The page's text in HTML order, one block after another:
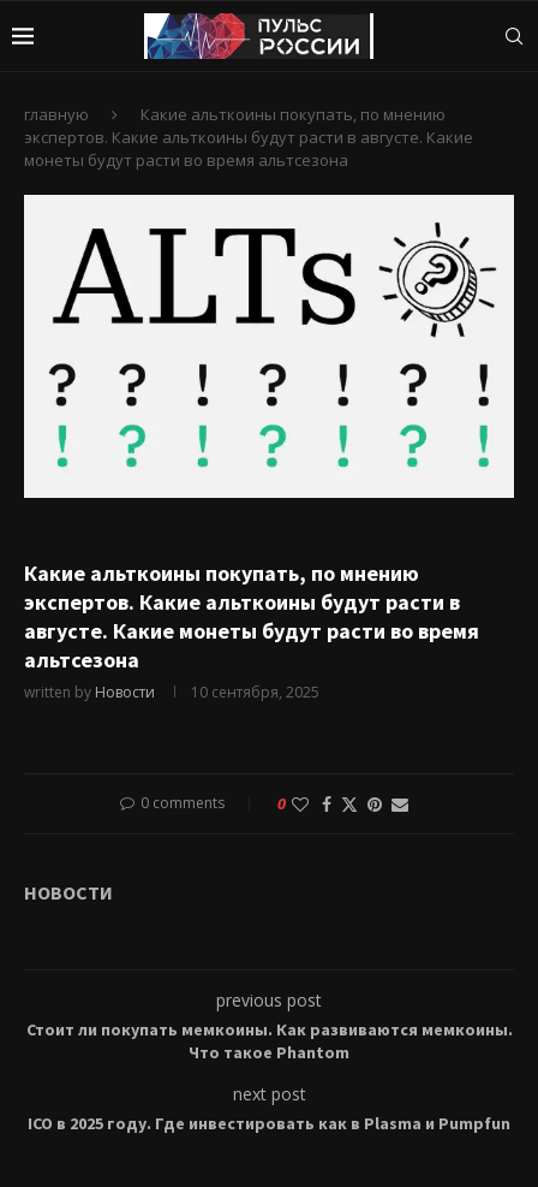
главную
Какие альткоины покупать, по мнению
экспертов. Какие альткоины будут расти в августе. Какие
монеты будут расти во время альтсезона
Какие альткоины покупать, по мнению
экспертов. Какие альткоины будут расти в
августе. Какие монеты будут расти во время
альтсезона
written by Новости 10 сентября, 2025
0 comments 0
НОВОСТИ
previous post
Стоит ли покупать мемкоины. Как развиваются мемкоины.
Что такое Phantom
next post
ICO в 2025 году. Где инвестировать как в Plasma и Pumpfun